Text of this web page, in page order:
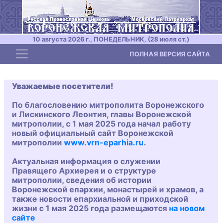
10 августа 2026 г., ПОНЕДЕЛЬНИК, (28 июля ст.)
Toggle navigation ПОЛНАЯ ВЕРСИЯ САЙТА
Уважаемые посетители!
По благословению митрополита Воронежского
и Лискинского Леонтия, главы Воронежской
митрополии, с 1 мая 2025 года начал работу
новый официальный сайт Воронежской
митрополии www.vrn-eparhia.ru.
Актуальная информация о служении
Правящего Архиерея и о структуре
митрополии, сведения об истории
Воронежской епархии, монастырей и храмов, а
также новости епархиальной и приходской
жизни с 1 мая 2025 года размещаются на новом
сайте